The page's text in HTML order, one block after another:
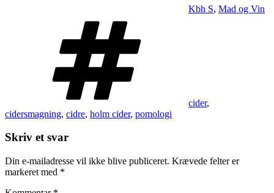
Kbh S, Mad og Vin
cider,
cidersmagning, cidre, holm cider, pomologi
Skriv et svar
Din e-mailadresse vil ikke blive publiceret. Krævede felter er
markeret med *